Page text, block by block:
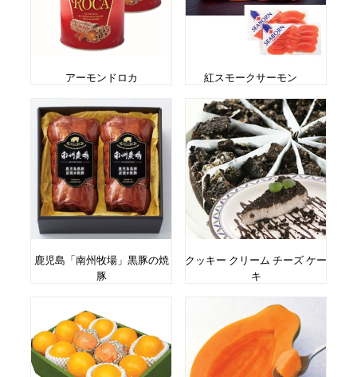
アーモンドロカ 紅スモークサーモン
鹿児島「南州牧場」黒豚の焼
豚
クッキー クリーム チーズ ケー
キ